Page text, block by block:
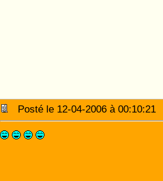
Posté le 12-04-2006 à